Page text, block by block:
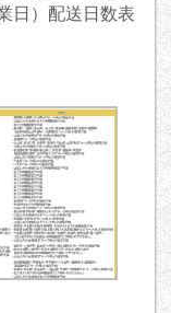
日）配送日数表